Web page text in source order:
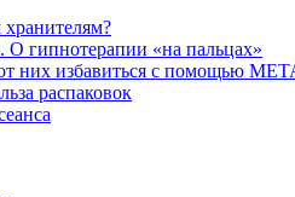
гипнотерапии «на пальцах»
них избавиться с помощью
распаковок